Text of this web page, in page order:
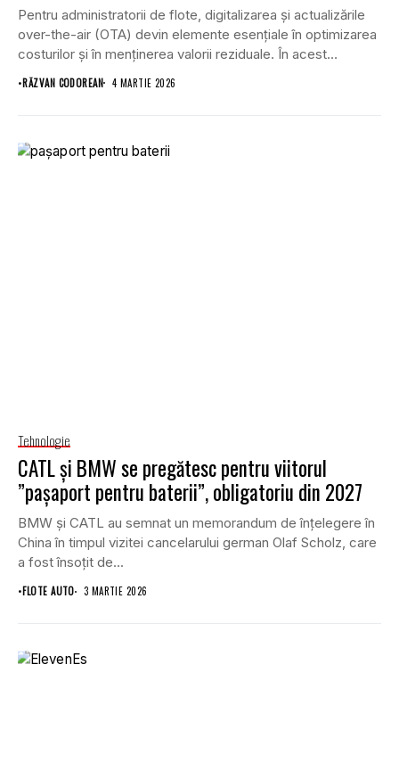
Pentru administratorii de flote, digitalizarea și actualizările
over-the-air (OTA) devin elemente esențiale în optimizarea
costurilor și în menținerea valorii reziduale. În acest
context,...
•RĂZVAN CODOREAN 4 MARTIE 2026
Tehnologie
CATL și BMW se pregătesc pentru viitorul
”pașaport pentru baterii”, obligatoriu din 2027
BMW și CATL au semnat un memorandum de înțelegere în
China în timpul vizitei cancelarului german Olaf Scholz, care
a fost însoțit de...
•FLOTE AUTO 3 MARTIE 2026